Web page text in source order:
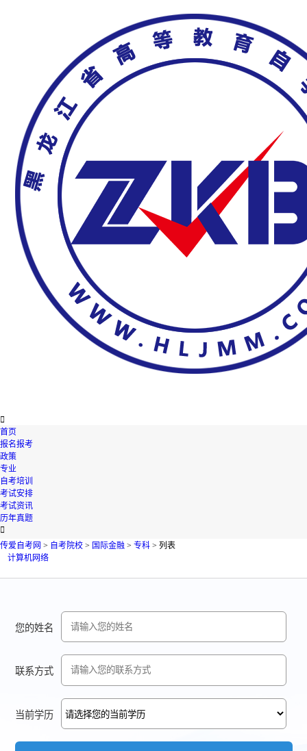

首页
报名报考
政策
专业
自考培训
考试安排
考试资讯
历年真题

传爱自考网 > 自考院校 > 国际金融 > 专科 > 列表
计算机网络
您的姓名
联系方式
当前学历